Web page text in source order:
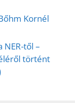
Kornél
NER-től –
történt